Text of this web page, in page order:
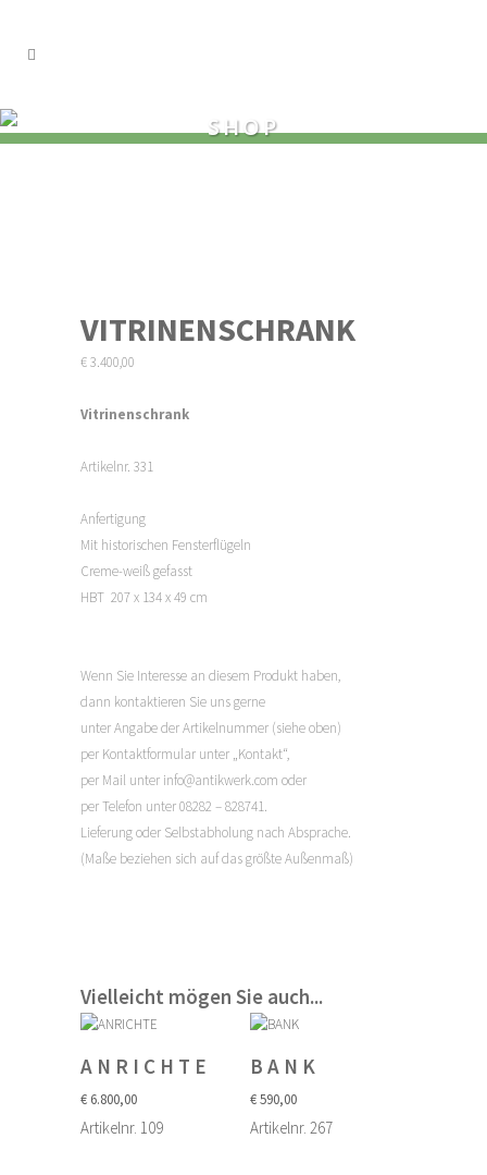
SHOP
VITRINENSCHRANK
€3.400,00
Vitrinenschrank
Artikelnr. 331
Anfertigung
Mit historischen Fensterflügeln
Creme-weiß gefasst
HBT 207 x 134 x 49 cm
Wenn Sie Interesse an diesem Produkt haben,
dann kontaktieren Sie uns gerne
unter Angabe der Artikelnummer (siehe oben)
per Kontaktformular unter „Kontakt“,
per Mail unter info@antikwerk.com oder
per Telefon unter 08282 – 828741.
Lieferung oder Selbstabholung nach Absprache.
(Maße beziehen sich auf das größte Außenmaß)
Vielleicht mögen Sie auch...
ANRICHTE
€ 6.800,00
Artikelnr. 109
BANK
€590,00
Artikelnr. 267